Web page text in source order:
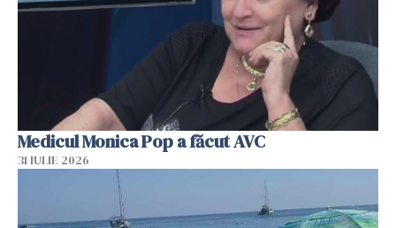
Medicul Monica Pop a făcut AVC
31 IULIE 2026